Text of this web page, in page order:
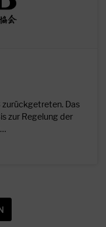
zurückgetreten. Das
zur Regelung der